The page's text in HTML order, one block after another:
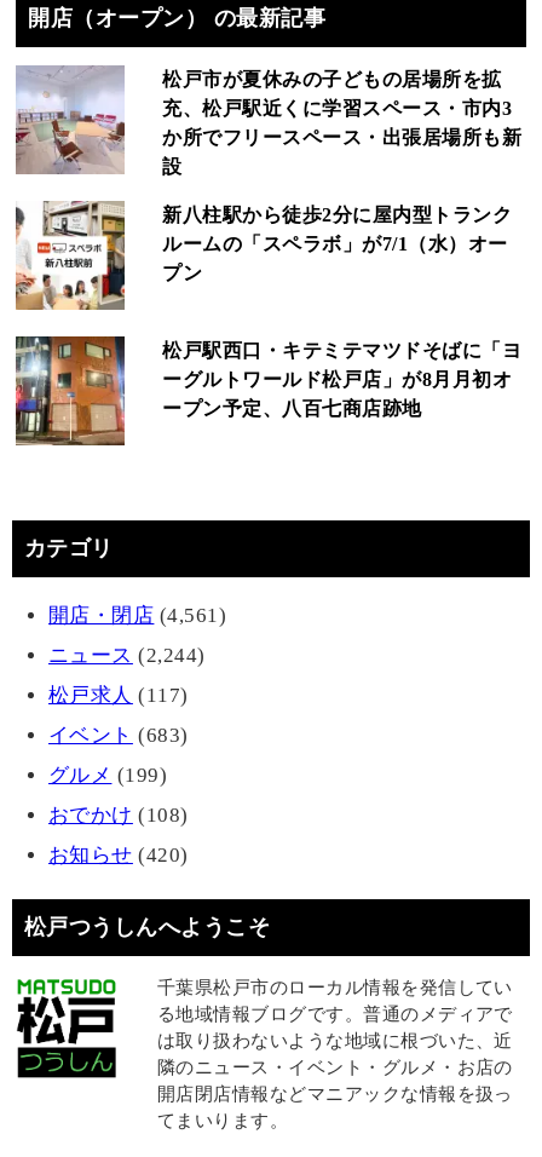
開店（オープン） の最新記事
松戸市が夏休みの子どもの居場所を拡
充、松戸駅近くに学習スペース・市内3
か所でフリースペース・出張居場所も新
設
新八柱駅から徒歩2分に屋内型トランク
ルームの「スペラボ」が7/1（水）オー
プン
松戸駅西口・キテミテマツドそばに「ヨ
ーグルトワールド松戸店」が8月月初オ
ープン予定、八百七商店跡地
カテゴリ
開店・閉店 (4,561)
ニュース (2,244)
松戸求人 (117)
イベント (683)
グルメ (199)
おでかけ (108)
お知らせ (420)
松戸つうしんへようこそ
千葉県松戸市のローカル情報を発信してい
る地域情報ブログです。普通のメディアで
は取り扱わないような地域に根づいた、近
隣のニュース・イベント・グルメ・お店の
開店閉店情報などマニアックな情報を扱っ
てまいります。